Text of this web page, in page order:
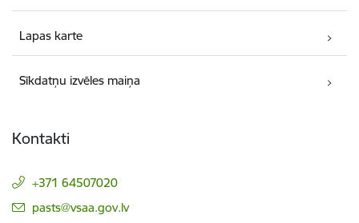
Lapas karte
Sīkdatņu izvēles maiņa
Kontakti
+371 64507020
E-pasts:
pasts@vsaa.gov.lv